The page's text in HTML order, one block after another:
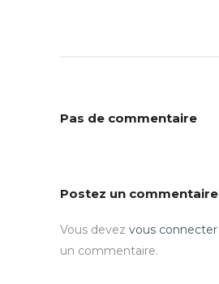
Pas de commentaire
Postez un commentaire
Vous devez vous connecter
un commentaire.